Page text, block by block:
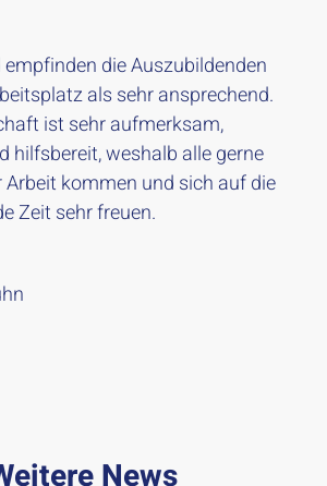
die Auszubildenden
als sehr ansprechend.
ist sehr aufmerksam,
hilfsbereit, weshalb alle gerne
Arbeit kommen und sich auf die
Zeit sehr freuen.
News